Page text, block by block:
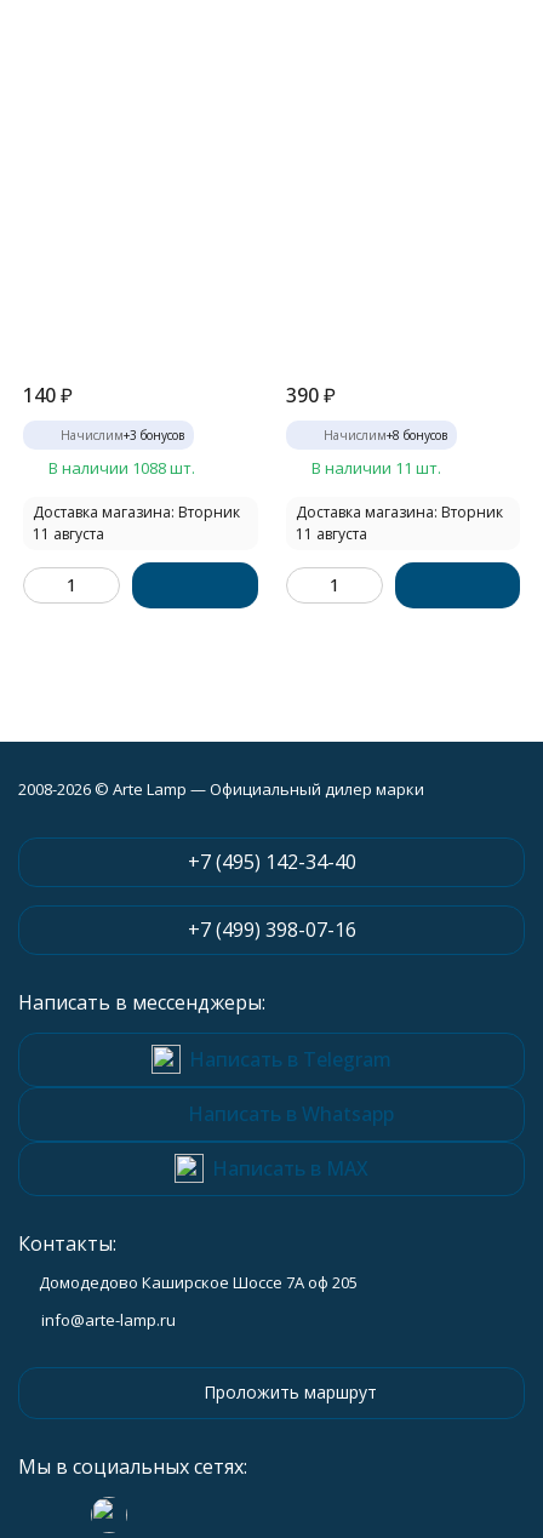
140₽
Начислим+3 бонусов
В наличии 1088 шт.
Доставка магазина: Вторник
11 августа
390 ₽
Начислим+8 бонусов
В наличии 11 шт.
Доставка магазина: Вторник
11 августа
2008-2026 © Arte Lamp — Официальный дилер марки
+7 (495) 142-34-40
+7 (499) 398-07-16
Написать в мессенджеры:
Написать в Telegram
Написать в Whatsapp
Написать в MAX
Контакты:
Домодедово Каширское Шоссе 7А оф 205
info@arte-lamp.ru
Проложить маршрут
Мы в социальных сетях: